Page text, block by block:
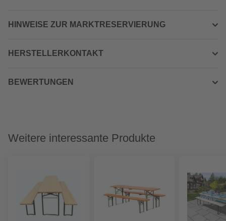
HINWEISE ZUR MARKTRESERVIERUNG
HERSTELLERKONTAKT
BEWERTUNGEN
Weitere interessante Produkte